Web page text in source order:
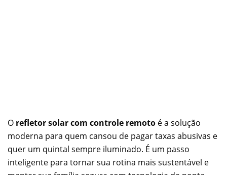
O refletor solar com controle remoto é a solução
moderna para quem cansou de pagar taxas abusivas e
quer um quintal sempre iluminado. É um passo
inteligente para tornar sua rotina mais sustentável e